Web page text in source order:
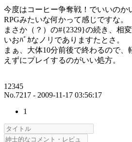
今度はコーヒー争奪戦！でいいのか
RPGみたいな何かって感じですな。
まさか（？）の#{2329}の続き、相
いおﾊﾞｶなノリでありますたとさ。
まぁ、大体10分前後で終わるので
えずにプレイするのがいい処方。
12345
No.7217 - 2009-11-17 03:56:17
1